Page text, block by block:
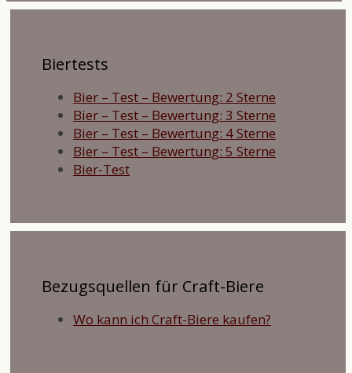
Biertests
Bier – Test – Bewertung: 2 Sterne
Bier – Test – Bewertung: 3 Sterne
Bier – Test – Bewertung: 4 Sterne
Bier – Test – Bewertung: 5 Sterne
Bier-Test
Bezugsquellen für Craft-Biere
Wo kann ich Craft-Biere kaufen?